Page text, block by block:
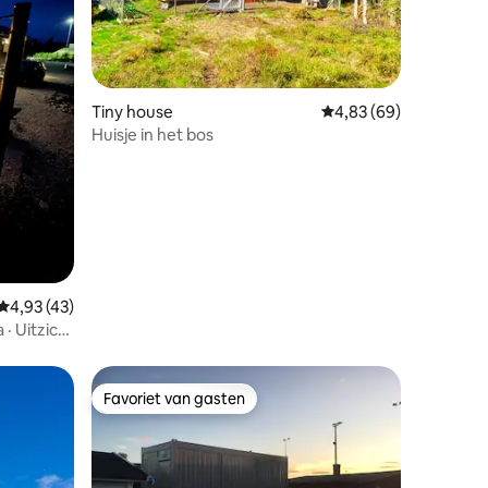
beoordeling van 4,93 op 5, 43 recensies
4,93 (43)
Uitzicht
Tiny house Gemiddelde
4,83 (69)
Huisje in het bos
Favoriet van gasten
Favoriet van gasten